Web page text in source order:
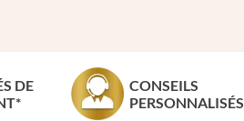
DE
CONSEILS
PERSONNALISÉS